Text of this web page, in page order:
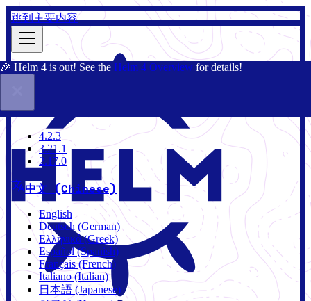
跳到主要内容
🎉 Helm 4 is out! See the Helm 4 Overview for details!
3.21.1
4.2.3
3.21.1
2.17.0
中文 (Chinese)
English
Deutsch (German)
Ελληνικά (Greek)
Español (Spanish)
Français (French)
Italiano (Italian)
日本語 (Japanese)